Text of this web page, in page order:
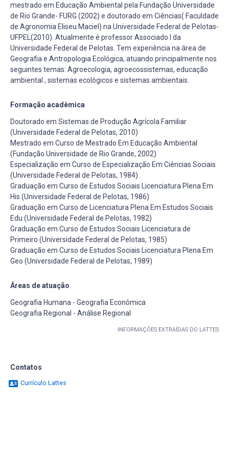
mestrado em Educação Ambiental pela Fundação Universidade
de Rio Grande- FURG (2002) e doutorado em Ciências( Faculdade
de Agronomia Eliseu Maciel) na Universidade Federal de Pelotas-
UFPEL(2010). Atualmente é professor Associado I da
Universidade Federal de Pelotas. Tem experiência na área de
Geografia e Antropologia Ecológica, atuando principalmente nos
seguintes temas: Agroecologia, agroecossistemas, educação
ambiental , sistemas ecológicos e sistemas ambientais.
Formação acadêmica
Doutorado em Sistemas de Produção Agrícola Familiar
(Universidade Federal de Pelotas, 2010)
Mestrado em Curso de Mestrado Em Educação Ambiental
(Fundação Universidade de Rio Grande, 2002)
Especialização em Curso de Especialização Em Ciências Sociais
(Universidade Federal de Pelotas, 1984)
Graduação em Curso de Estudos Sociais Licenciatura Plena Em
His (Universidade Federal de Pelotas, 1986)
Graduação em Curso de Licenciatura Plena Em Estudos Sociais
Edu (Universidade Federal de Pelotas, 1982)
Graduação em Curso de Estudos Sociais Licenciatura de
Primeiro (Universidade Federal de Pelotas, 1985)
Graduação em Curso de Estudos Sociais Licenciatura Plena Em
Geo (Universidade Federal de Pelotas, 1989)
Áreas de atuação
Geografia Humana - Geografia Econômica
Geografia Regional - Análise Regional
INFORMAÇÕES EXTRAÍDAS DO LATTES
Contatos
Currículo Lattes